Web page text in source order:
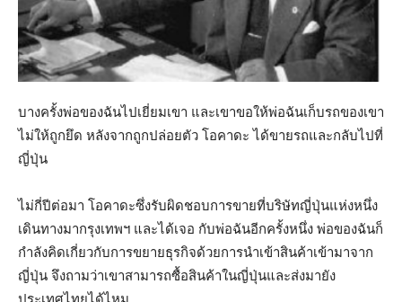
บางครั้งพ่อของฉันไปเยี่ยมเขา และเขาขอให้พ่อฉันเก็บรถของเขา
ไม่ให้ถูกยึด หลังจากถูกปล่อยตัว โอคาดะ ได้ขายรถและกลับไปที่
ญี่ปุ่น
ไม่กี่ปีต่อมา โอคาดะซึ่งรับผิดชอบการขายที่บริษัทญี่ปุ่นแห่งหนึ่ง
เดินทางมากรุงเทพฯ และได้เจอ กับพ่อฉันอีกครั้งหนึ่ง พ่อของฉันก็
กำลังคิดเกี่ยวกับการขยายธุรกิจด้วยการนำเข้าสินค้าเข้ามาจาก
ญี่ปุ่น จึงถามว่าเขาสามารถซื้อสินค้าในญี่ปุ่นและส่งมายัง